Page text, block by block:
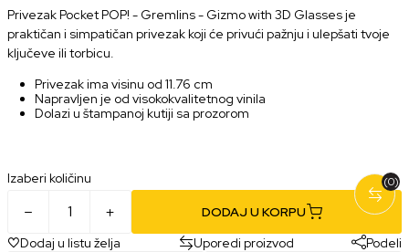
Privezak Pocket POP! - Gremlins - Gizmo with 3D Glasses je
praktičan i simpatičan privezak koji će privući pažnju i ulepšati tvoje
ključeve ili torbicu.
Privezak ima visinu od 11.76 cm
Napravljen je od visokokvalitetnog vinila
Dolazi u štampanoj kutiji sa prozorom
Izaberi količinu
DODAJ U KORPU
Dodaj u listu želja
Uporedi proizvod Podeli
(0)